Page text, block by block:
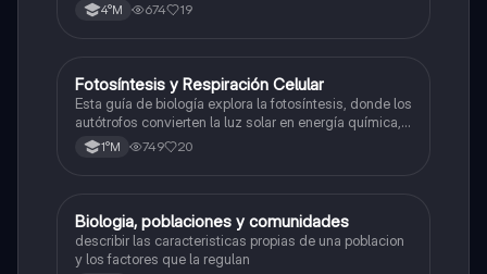
4°M 674 19
Biología
Fotosíntesis y Respiración Celular
Esta guía de biología explora la fotosíntesis, donde los
autótrofos convierten la luz solar en energía química, y
la respiración celular, un proceso vital para el flujo de
energía en los ecosistemas.
1°M 749 20
Biología
Biologia, poblaciones y comunidades
describir las caracteristicas propias de una poblacion
y los factores que la regulan